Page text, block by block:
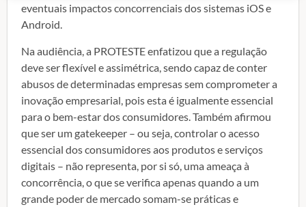
eventuais impactos concorrenciais dos sistemas iOS e
Android.
Na audiência, a PROTESTE enfatizou que a regulação
deve ser flexível e assimétrica, sendo capaz de conter
abusos de determinadas empresas sem comprometer a
inovação empresarial, pois esta é igualmente essencial
para o bem-estar dos consumidores. Também afirmou
que ser um gatekeeper – ou seja, controlar o acesso
essencial dos consumidores aos produtos e serviços
digitais – não representa, por si só, uma ameaça à
concorrência, o que se verifica apenas quando a um
grande poder de mercado somam-se práticas e